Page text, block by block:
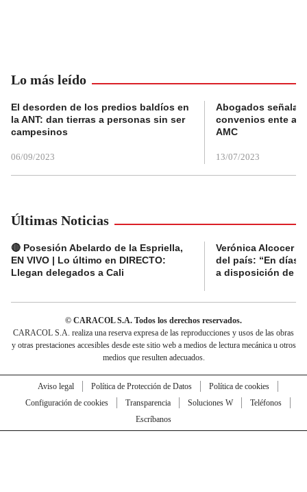
Lo más leído
El desorden de los predios baldíos en
la ANT: dan tierras a personas sin ser
campesinos
06/09/2023
Abogados
convenios ente
AMC
13/07/2023
Últimas Noticias
🔴 Posesión Abelardo de la Espriella,
EN VIVO | Lo último en DIRECTO:
Llegan delegados a Cali
Verónica Alcocer
del país: “En días
a disposición de
© CARACOL S.A. Todos los derechos reservados.
CARACOL S.A. realiza una reserva expresa de las reproducciones y usos de las obras
y otras prestaciones accesibles desde este sitio web a medios de lectura mecánica u otros
medios que resulten adecuados.
Aviso legal Política de Protección de Datos
Política de cookies
Configuración de cookies
Transparencia Soluciones W
Teléfonos
Escríbanos